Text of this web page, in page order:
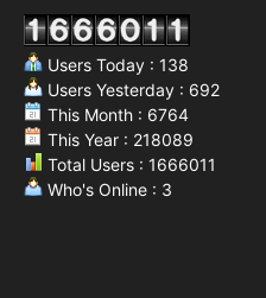
Users Today : 138
Users Yesterday : 692
This Month : 6764
This Year : 218089
Total Users : 1666011
Who's Online : 3